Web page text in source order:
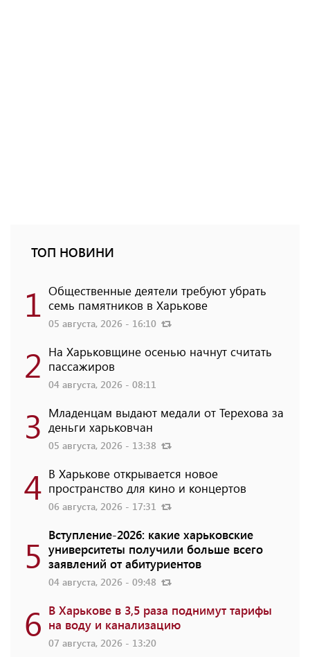
ТОП НОВИНИ
1 Общественные деятели требуют убрать
семь памятников в Харькове
05 августа, 2026 - 16:10
2 На Харьковщине осенью начнут считать
пассажиров
04 августа, 2026 - 08:11
3 Младенцам выдают медали от Терехова за
деньги харьковчан
05 августа, 2026 - 13:38
4 В Харькове открывается новое
пространство для кино и концертов
06 августа, 2026 - 17:31
5 Вступление-2026: какие харьковские
университеты получили больше всего
заявлений от абитуриентов
04 августа, 2026 - 09:48
6 В Харькове в 3,5 раза поднимут тарифы
на воду и канализацию
07 августа, 2026 - 13:20